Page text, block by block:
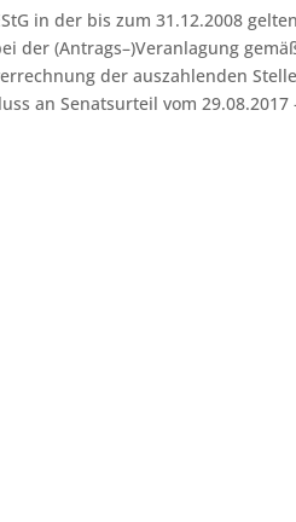
in der bis zum 31.12.2008
der (Antrags–)Veranlagung
der auszahlenden
an Senatsurteil vom 29.08.2017